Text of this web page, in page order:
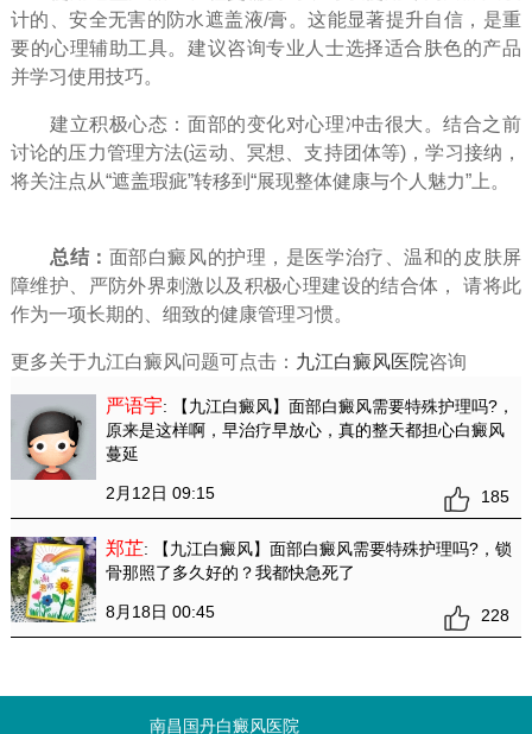
计的、安全无害的防水遮盖液/膏。这能显著提升自信，是重
要的心理辅助工具。建议咨询专业人士选择适合肤色的产品
并学习使用技巧。
建立积极心态：面部的变化对心理冲击很大。结合之前
讨论的压力管理方法(运动、冥想、支持团体等)，学习接纳，
将关注点从“遮盖瑕疵”转移到“展现整体健康与个人魅力”上。
总结： 面部白癜风的护理，是医学治疗、温和的皮肤屏
障维护、严防外界刺激以及积极心理建设的结合体，​ 请将此
作为一项长期的、细致的健康管理习惯。
更多关于九江白癜风问题可点击： 九江白癜风医院咨询
严语宇: 【九江白癜风】面部白癜风需要特殊护理吗? ，
原来是这样啊，早治疗早放心，真的整天都担心白癜风
蔓延
2月12日 09:15 185
郑芷: 【九江白癜风】面部白癜风需要特殊护理吗? ，锁
骨那照了多久好的？我都快急死了
8月18日 00:45 228
南昌国丹白癜风医院